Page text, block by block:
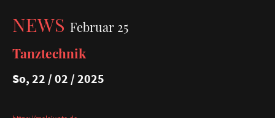
NEWS Februar 25
Tanztechnik
So, 22 / 02 / 2025